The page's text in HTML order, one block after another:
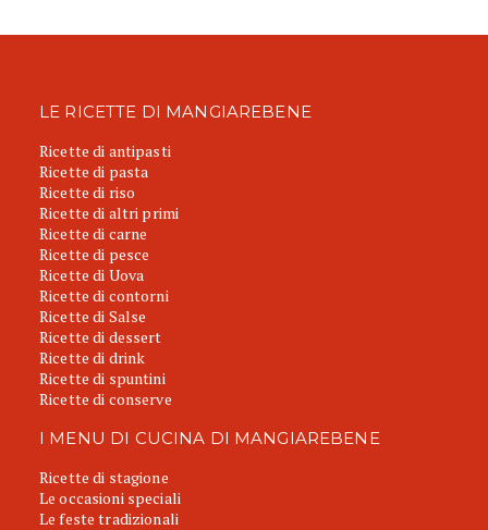
LE RICETTE DI MANGIAREBENE
Ricette di antipasti
Ricette di pasta
Ricette di riso
Ricette di altri primi
Ricette di carne
Ricette di pesce
Ricette di Uova
Ricette di contorni
Ricette di Salse
Ricette di dessert
Ricette di drink
Ricette di spuntini
Ricette di conserve
I MENU DI CUCINA DI MANGIAREBENE
Ricette di stagione
Le occasioni speciali
Le feste tradizionali